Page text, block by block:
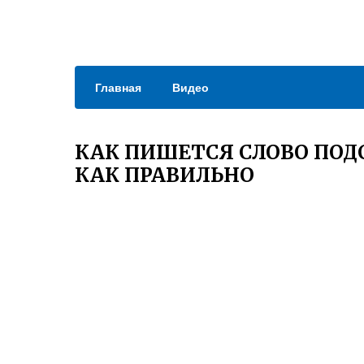
Главная Видео
КАК ПИШЕТСЯ СЛОВО
КАК ПРАВИЛЬНО